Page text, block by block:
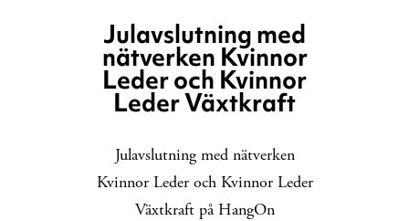
Julavslutning med
nätverken Kvinnor
Leder och Kvinnor
Leder Växtkraft
Julavslutning med nätverken
Kvinnor Leder och Kvinnor Leder
Växtkraft på HangOn